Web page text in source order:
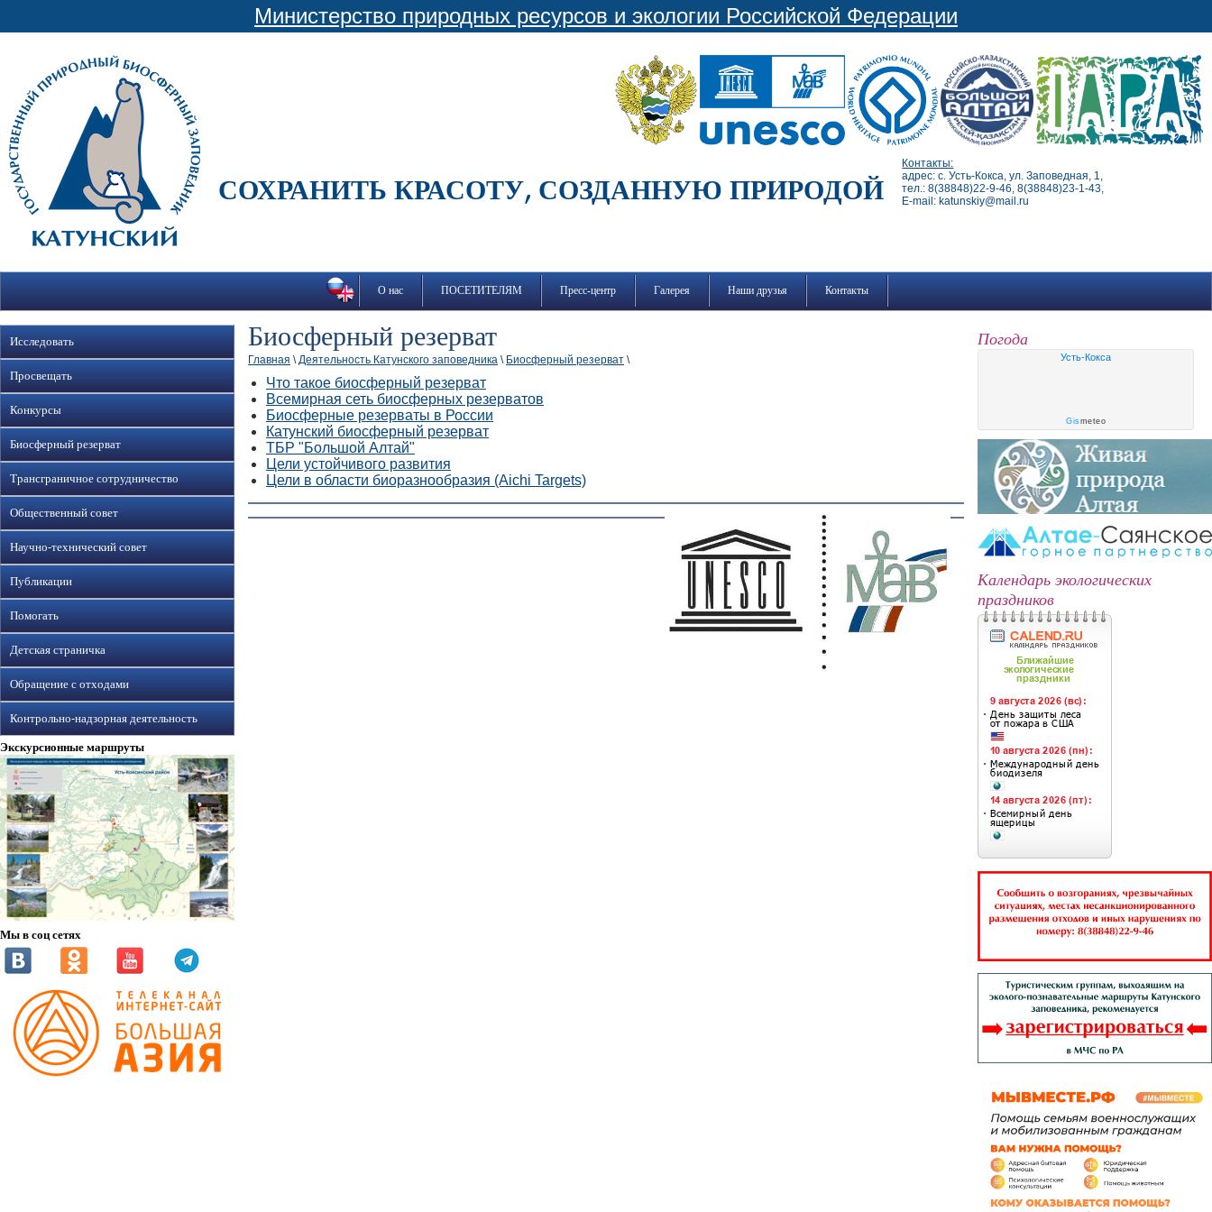
Министерство природных ресурсов и экологии Российской Федерации
СОХРАНИТЬ КРАСОТУ, СОЗДАННУЮ ПРИРОДОЙ
Контакты:
адрес: с. Усть-Кокса, ул. Заповедная, 1,
тел.: 8(38848)22-9-46, 8(38848)23-1-43,
E-mail: katunskiy@mail.ru
О нас ПОСЕТИТЕЛЯМ Пресс-центр Галерея Наши друзья Контакты
Погода
Усть-Кокса
Gismeteo
Календарь экологических
праздников
Исследовать
Просвещать
Конкурсы
Биосферный резерват
Трансграничное сотрудничество
Общественный совет
Научно-технический совет
Публикации
Помогать
Детская страничка
Обращение с отходами
Контрольно-надзорная деятельность
Экскурсионные маршруты
Мы в соц сетях
Биосферный резерват
Главная \Деятельность Катунского заповедника \ Биосферный резерват \
Что такое биосферный резерват
Всемирная сеть биосферных резерватов
Биосферные резерваты в России
Катунский биосферный резерват
ТБР "Большой Алтай"
Цели устойчивого развития
Цели в области биоразнообразия (Aichi Targets)